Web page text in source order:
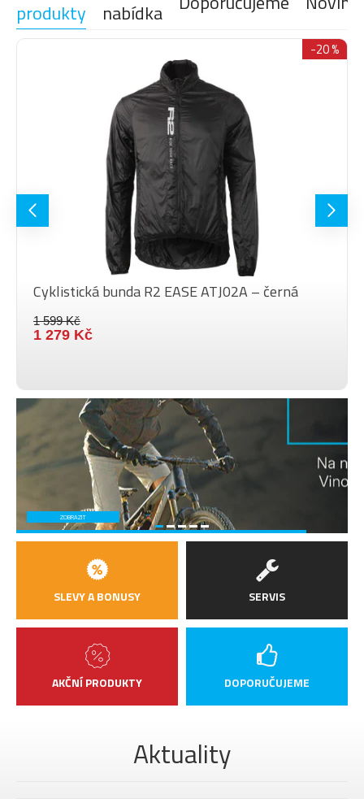
produkty nabídka
-20 %
Cyklistická bunda R2 EASE ATJ02A – černá
1 599 Kč
1 279 Kč
ZOBRAZIT
SLEVY A BONUSY
AKČNÍ PRODUKTY
SERVIS
DOPORUČUJEME
Aktuality